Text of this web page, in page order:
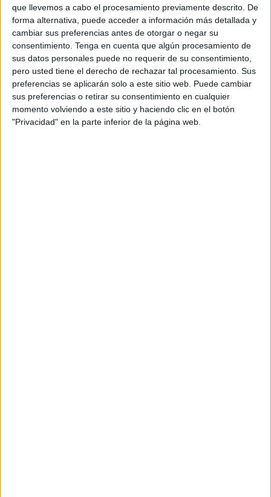
que llevemos a cabo el procesamiento previamente descrito. De
forma alternativa, puede acceder a información más detallada y
cambiar sus preferencias antes de otorgar o negar su
consentimiento. Tenga en cuenta que algún procesamiento de
sus datos personales puede no requerir de su consentimiento,
pero usted tiene el derecho de rechazar tal procesamiento. Sus
preferencias se aplicarán solo a este sitio web. Puede cambiar
sus preferencias o retirar su consentimiento en cualquier
momento volviendo a este sitio y haciendo clic en el botón
"Privacidad" en la parte inferior de la página web.
Rivas y Soto, terceros
José María Rivas fue el primeroen subirse en lo alto del
podiumen la categoría Mens Physique máster
consiguiendo la medalla de bronceen la que estuvo
rozando el carnet profesional.
El segundo en competir fueJavier Sotoen la